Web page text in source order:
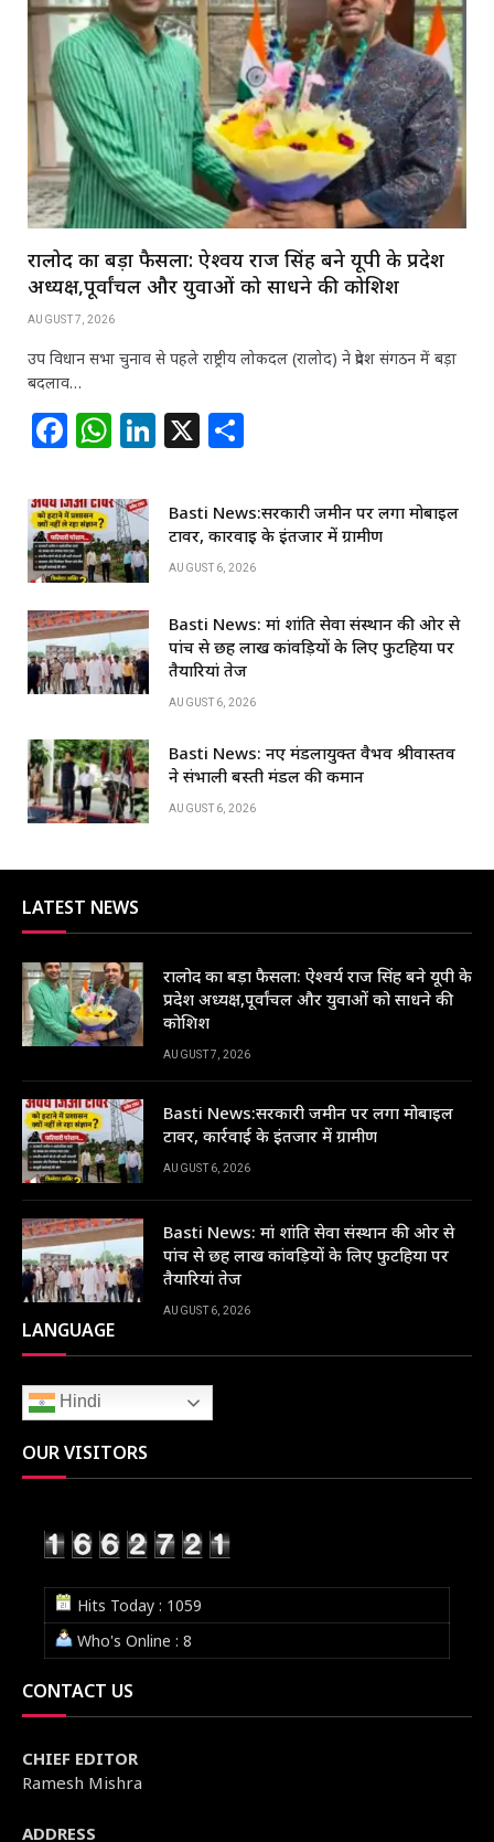
रालोद का बड़ा फैसला: ऐश्वर्य राज सिंह बने यूपी के प्रदेश
अध्यक्ष,पूर्वांचल और युवाओं को साधने की कोशिश
AUGUST 7, 2026
उप विधान सभा चुनाव से पहले राष्ट्रीय लोकदल (रालोद) ने प्रदेश संगठन में बड़ा
बदलाव…
F
c
e
b
o
o
k
W
at
s
A
p
p
Li
k
e
dI
n
X
ar
e
Basti News:सरकारी जमीन पर लगा मोबाइल
टावर, कार्रवाई के इंतजार में ग्रामीण
AUGUST 6, 2026
Basti News: मां शांति सेवा संस्थान की ओर से
पांच से छह लाख कांवड़ियों के लिए फुटहिया पर
तैयारियां तेज
AUGUST 6, 2026
Basti News: नए मंडलायुक्त वैभव श्रीवास्तव
ने संभाली बस्ती मंडल की कमान
AUGUST 6, 2026
LATEST NEWS
रालोद का बड़ा फैसला: ऐश्वर्य राज सिंह बने यूपी के
प्रदेश अध्यक्ष,पूर्वांचल और युवाओं को साधने की
कोशिश
AUGUST 7, 2026
Basti News:सरकारी जमीन पर लगा मोबाइल
टावर, कार्रवाई के इंतजार में ग्रामीण
AUGUST 6, 2026
Basti News: मां शांति सेवा संस्थान की ओर से
पांच से छह लाख कांवड़ियों के लिए फुटहिया पर
तैयारियां तेज
AUGUST 6, 2026
LANGUAGE
Hindi
OUR VISITORS
Hits Today : 1059
Who's Online : 8
CONTACT US
CHIEF EDITOR
Ramesh Mishra
ADDRESS